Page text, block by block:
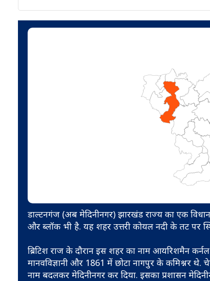
डाल्टनगंज (अब मेदिनीनगर) झारखंड राज्य का एक
और ब्लॉक भी है. यह शहर उत्तरी कोयल नदी के तट पर
ब्रिटिश राज के दौरान इस शहर का नाम आयरिशमैन
मानवविज्ञानी और 1861 में छोटा नागपुर के कमिश्नर
नाम बदलकर मेदिनीनगर कर दिया. इसका प्रशासन